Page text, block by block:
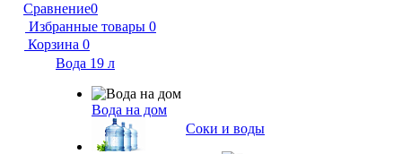
Сравнение0
Избранные товары 0
Корзина 0
Вода 19 л
Вода на дом
Соки и воды